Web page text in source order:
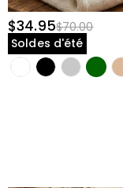
$34.95$70.00
Soldes d'été